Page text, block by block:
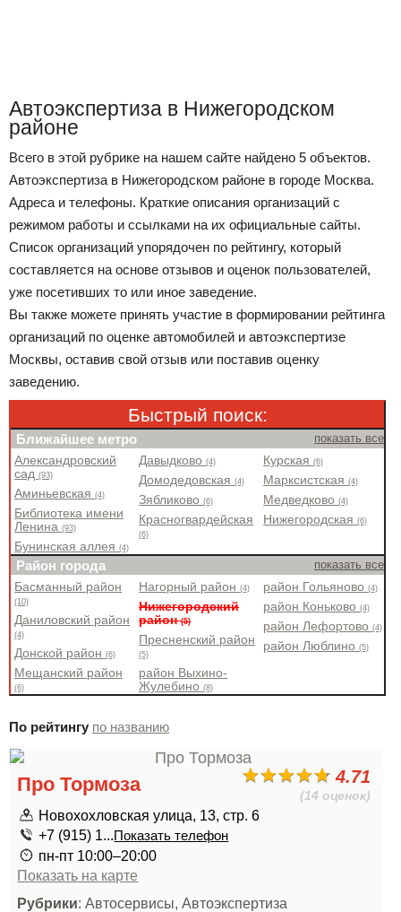
Автоэкспертиза в Нижегородском
районе
Всего в этой рубрике на нашем сайте найдено 5 объектов.
Автоэкспертиза в Нижегородском районе в городе Москва.
Адреса и телефоны. Краткие описания организаций с
режимом работы и ссылками на их официальные сайты.
Список организаций упорядочен по рейтингу, который
составляется на основе отзывов и оценок пользователей,
уже посетивших то или иное заведение.
Вы также можете принять участие в формировании рейтинга
организаций по оценке автомобилей и автоэкспертизе
Москвы, оставив свой отзыв или поставив оценку
заведению.
Быстрый поиск:
Ближайшее метро показать все
Александровский
сад(93)
Аминьевская(4)
Библиотека имени
Ленина(93)
Бунинская аллея(4)
Давыдково(4)
Домодедовская(4)
Зябликово(6)
Красногвардейская
(6)
Курская(6)
Марксистская(4)
Медведково(4)
Нижегородская(6)
Район города показать все
Басманный район
(10)
Даниловский район
(4)
Донской район(6)
Мещанский район
(6)
Нагорный район(4)
Нижегородский
район(5)
Пресненский район
(5)
район Выхино-
Жулебино(8)
район Гольяново(4)
район Коньково(4)
район Лефортово(4)
район Люблино(5)
По рейтингу по названию
4.71
(14 оценок)
Про Тормоза
Новохохловская улица, 13, стр. 6
+7 (915) 1...Показать телефон
пн-пт 10:00–20:00
Показать на карте
Рубрики: Автосервисы, Автоэкспертиза